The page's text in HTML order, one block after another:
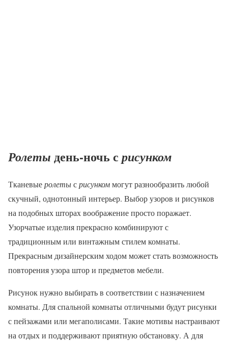
Ролеты день-ночь с рисунком
Тканевыеролетысрисункоммогут разнообразить любой
скучный, однотонный интерьер. Выбор узоров и рисунков
на подобных шторах воображение просто поражает.
Узорчатые изделия прекрасно комбинируют с
традиционным или винтажным стилем комнаты.
Прекрасным дизайнерским ходом может стать возможность
повторения узора штор и предметов мебели.
Рисунок нужно выбирать в соответствии с назначением
комнаты. Для спальной комнаты отличными будут рисунки
с пейзажами или мегаполисами. Такие мотивы настраивают
на отдых и поддерживают приятную обстановку. А для